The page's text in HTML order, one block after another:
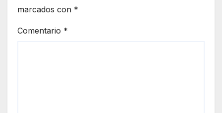
marcados con *
Comentario *